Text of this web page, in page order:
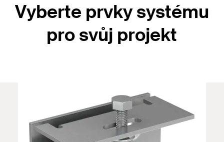
Vyberte prvky systému
pro svůj projekt